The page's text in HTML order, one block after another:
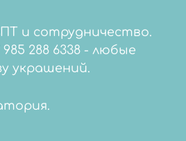
и сотрудничество.
6338 - любые
украшений.